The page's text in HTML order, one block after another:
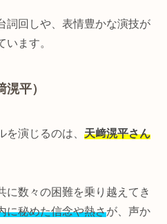
詞回しや、表情豊かな演技が
ます。
平）
演じるのは、 天﨑滉平さん
に数々の困難を乗り越えてき
に秘めた信念や熱さが、声か